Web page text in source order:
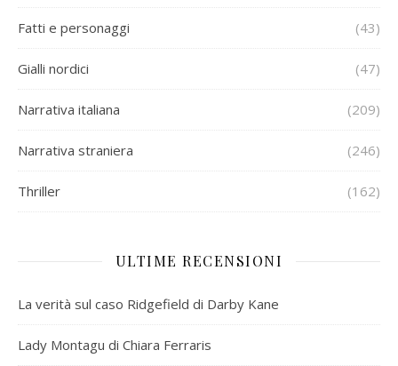
Fatti e personaggi (43)
Gialli nordici (47)
Narrativa italiana (209)
Narrativa straniera (246)
Thriller (162)
ULTIME RECENSIONI
La verità sul caso Ridgefield di Darby Kane
Lady Montagu di Chiara Ferraris